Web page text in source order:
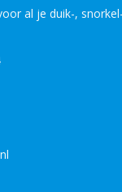
al je duik-, snorkel-